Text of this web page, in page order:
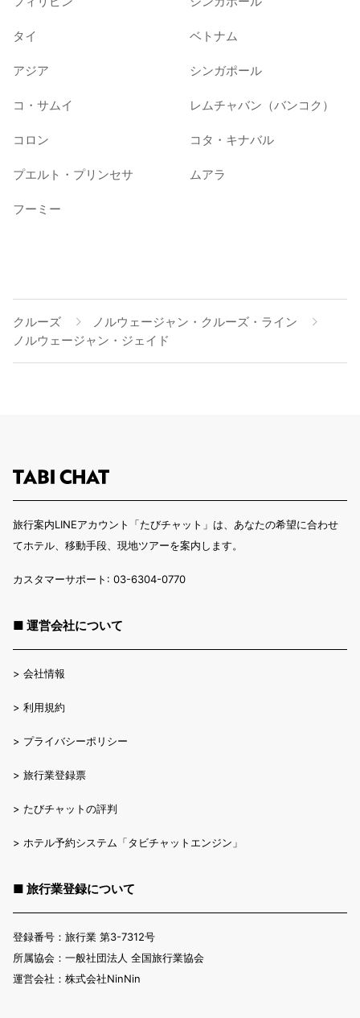
タイ ベトナム
アジア シンガポール
コ・サムイ レムチャバン（バンコク）
コロン コタ・キナバル
プエルト・プリンセサ ムアラ
フーミー
クルーズ
ノルウェージャン・クルーズ・ライン
ノルウェージャン・ジェイド
旅行案内LINEアカウント「たびチャット」は、あなたの希望に合わせ
てホテル、移動手段、現地ツアーを案内します。
カスタマーサポート: 03-6304-0770
■ 運営会社について
> 会社情報
> 利用規約
> プライバシーポリシー
> 旅行業登録票
> たびチャットの評判
> ホテル予約システム「タビチャットエンジン」
■ 旅行業登録について
登録番号：旅行業 第3-7312号
所属協会：一般社団法人 全国旅行業協会
運営会社：株式会社NinNin